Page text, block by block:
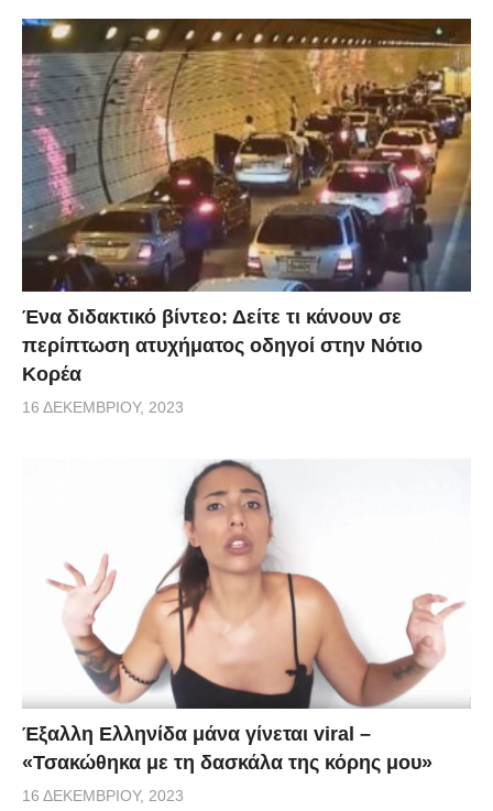
Ένα διδακτικό βίντεο: Δείτε τι κάνουν σε
περίπτωση ατυχήματος οδηγοί στην Νότιο
Κορέα
16 ΔΕΚΕΜΒΡΊΟΥ, 2023
Έξαλλη Ελληνίδα μάνα γίνεται viral –
«Τσακώθηκα με τη δασκάλα της κόρης μου»
16 ΔΕΚΕΜΒΡΊΟΥ, 2023